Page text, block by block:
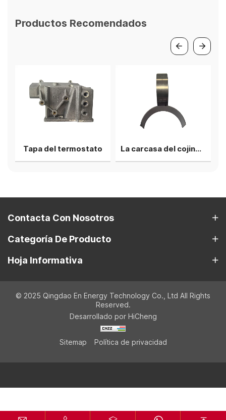
Productos Recomendados
Tapa del termostato La carcasa del cojinete de biela superior
Contacta Con Nosotros
Categoría De Producto
Hoja Informativa
© 2025 Qingdao En Energy Technology Co., Ltd All Rights
Reserved.
Desarrollado por HiCheng
Sitemap Política de privacidad